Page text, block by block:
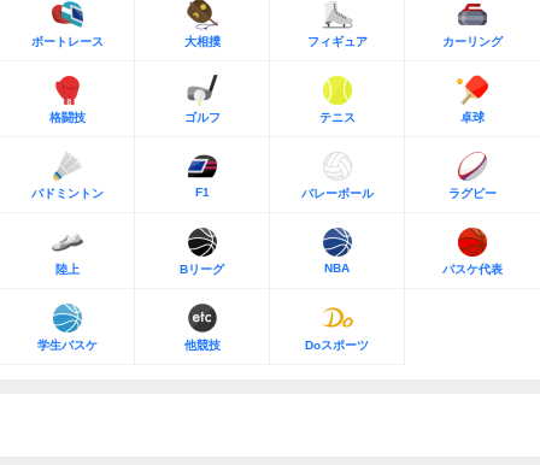
ボートレース 大相撲 フィギュア カーリング
格闘技 ゴルフ テニス 卓球
バドミントン F1 バレーボール ラグビー
陸上 Bリーグ NBA バスケ代表
学生バスケ 他競技 Doスポーツ